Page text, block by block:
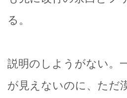
る。
説明のしようがない。
が見えないのに、ただ